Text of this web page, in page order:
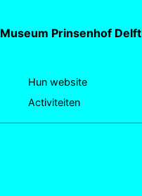
Museum Prinsenhof Delft
Hun website
Activiteiten